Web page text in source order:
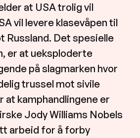
at USA trolig vil
vil levere klasevåpen til
Russland. Det spesielle
er at ueksploderte
på slagmarken hvor
trussel mot sivile
at kamphandlingene er
Jody Williams Nobels
arbeid for å forby